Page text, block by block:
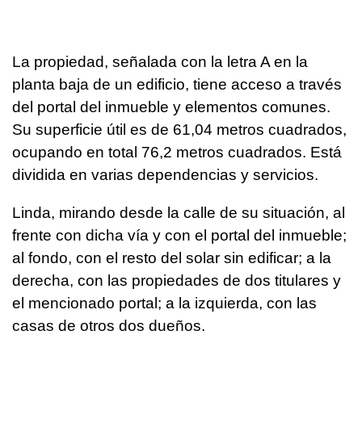
La propiedad, señalada con la letra A en la
planta baja de un edificio, tiene acceso a través
del portal del inmueble y elementos comunes.
Su superficie útil es de 61,04 metros cuadrados,
ocupando en total 76,2 metros cuadrados. Está
dividida en varias dependencias y servicios.
Linda, mirando desde la calle de su situación, al
frente con dicha vía y con el portal del inmueble;
al fondo, con el resto del solar sin edificar; a la
derecha, con las propiedades de dos titulares y
el mencionado portal; a la izquierda, con las
casas de otros dos dueños.